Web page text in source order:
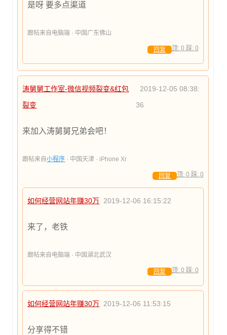
是呀 要多点渠道
跟帖来自电脑端 · 中国广东佛山
顶: 0 踩: 0
回复
涛舅舅工作室-微信视频裂变&红包
裂变
2019-12-05 08:38:
36
来加入涛舅舅兄弟会吧！
跟帖来自小程序 · 中国天津 · iPhone Xr
顶: 0 踩: 0
回复
如何经营网站年赚30万 2019-12-06 16:15:22
来了，老铁
跟帖来自电脑端 · 中国湖北武汉
顶: 0 踩: 0
回复
如何经营网站年赚30万 2019-12-06 11:53:15
分享得不错